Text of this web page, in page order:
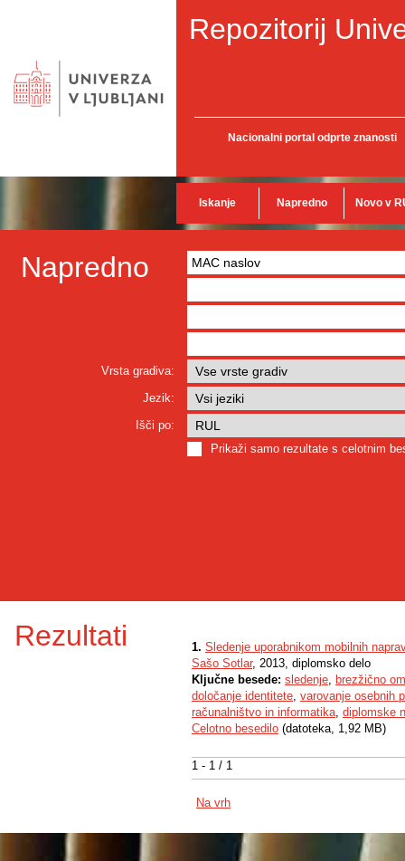
Repozitorij
Nacionalni portal odprte znanosti
Iskanje Napredno Novo v
Napredno
Vrsta gradiva:
Jezik:
Išči po:
Prikaži samo rezultate s celotnim
Rezultati
1 - 1 / 1
1. Sledenje uporabnikom mobilnih
Sašo Sotlar, 2013, diplomsko delo
Ključne besede: sledenje, brezžično
določanje identitete, varovanje osebnih
računalništvo in informatika, diplomske
Celotno besedilo (datoteka, 1,92 MB)
Na vrh